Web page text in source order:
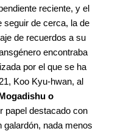
reciente, y el
seguir de cerca, la de
de recuerdos a su
encontraba
por el que se ha
Koo Kyu-hwan, al
o
papel destacado con
nada menos